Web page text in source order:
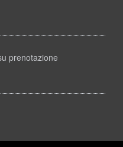
prenotazione